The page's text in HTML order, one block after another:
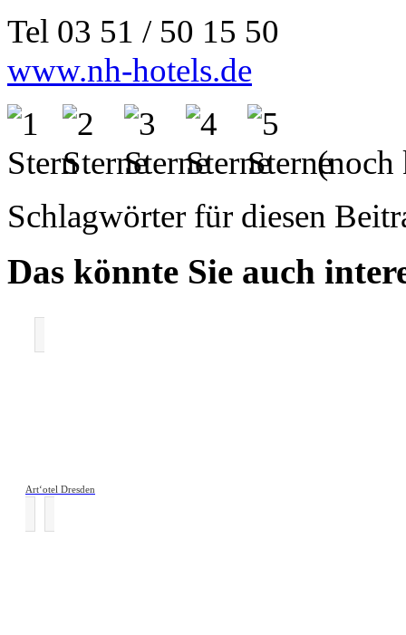
Tel 03 51 / 50 15 50
www.nh-hotels.de
(noch
Schlagwörter für diesen
Das könnte Sie auch
Art‘otel Dresden